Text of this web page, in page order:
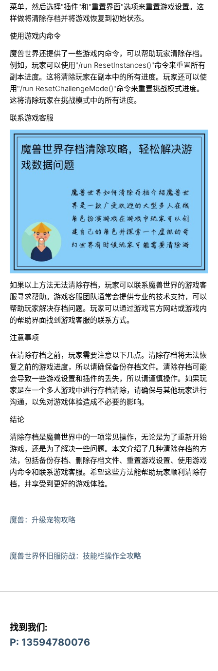
菜单，然后选择"插件"和"重置界面"选项来重置游戏设置。这
样做将清除存档并将游戏恢复到初始状态。
使用游戏内命令
魔兽世界还提供了一些游戏内命令，可以帮助玩家清除存档。
例如，玩家可以使用"/run ResetInstances()"命令来重置所有
副本进度。这将清除玩家在副本中的所有进度。玩家还可以使
用"/run ResetChallengeMode()"命令来重置挑战模式进度。
这将清除玩家在挑战模式中的所有进度。
联系游戏客服
如果以上方法无法清除存档，玩家可以联系魔兽世界的游戏客
服寻求帮助。游戏客服团队通常会提供专业的技术支持，可以
帮助玩家解决存档问题。玩家可以通过游戏官方网站或游戏内
的帮助界面找到游戏客服的联系方式。
注意事项
在清除存档之前，玩家需要注意以下几点。清除存档将无法恢
复之前的游戏进度，所以请确保备份存档文件。清除存档可能
会导致一些游戏设置和插件的丢失，所以请谨慎操作。如果玩
家是在一个多人游戏中进行存档清除，请确保与其他玩家进行
沟通，以免对游戏体验造成不必要的影响。
结论
清除存档是魔兽世界中的一项常见操作，无论是为了重新开始
游戏，还是为了解决一些问题。本文介绍了几种清除存档的方
法，包括备份存档、删除存档文件、重置游戏设置、使用游戏
内命令和联系游戏客服。希望这些方法能帮助玩家顺利清除存
档，并享受到更好的游戏体验。
魔兽：升级宠物攻略
魔兽世界怀旧服防战：技能栏操作全攻略
找到我们:
P: 13594780076